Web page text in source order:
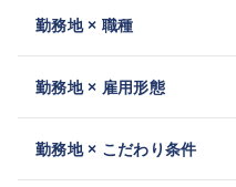
勤務地 × 職種
勤務地 × 雇用形態
勤務地 × こだわり条件